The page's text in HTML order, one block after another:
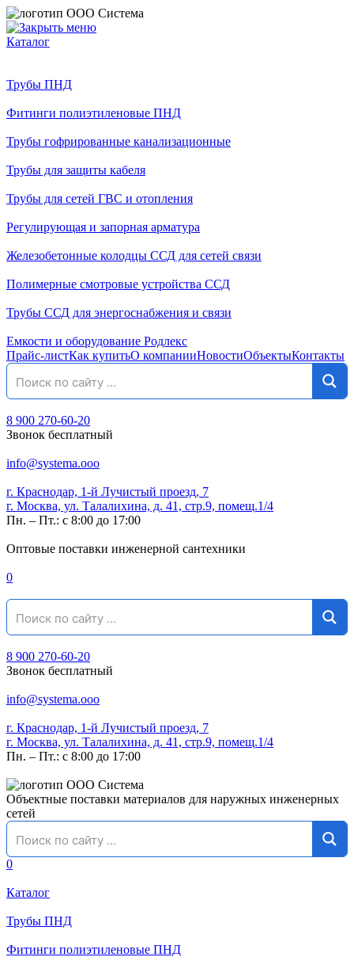
Каталог
Трубы ПНД
Фитинги полиэтиленовые ПНД
Трубы гофрированные канализационные
Трубы для защиты кабеля
Трубы для сетей ГВС и отопления
Регулирующая и запорная арматура
Железобетонные колодцы ССД для сетей связи
Полимерные смотровые устройства ССД
Трубы ССД для энергоснабжения и связи
Емкости и оборудование Родлекс
Прайс-листКак купитьО компанииНовостиОбъектыКонтакты
8 900 270-60-20
Звонок бесплатный
info@systema.ooo
г. Краснодар, 1-й Лучистый проезд, 7
г. Москва, ул. Талалихина, д. 41, стр.9, помещ.1/4
Пн. – Пт.: с 8:00 до 17:00
Оптовые поставки инженерной сантехники
0
8 900 270-60-20
Звонок бесплатный
info@systema.ooo
г. Краснодар, 1-й Лучистый проезд, 7
г. Москва, ул. Талалихина, д. 41, стр.9, помещ.1/4
Пн. – Пт.: с 8:00 до 17:00
Объектные поставки материалов для наружных инженерных
сетей
0
Каталог
Трубы ПНД
Фитинги полиэтиленовые ПНД